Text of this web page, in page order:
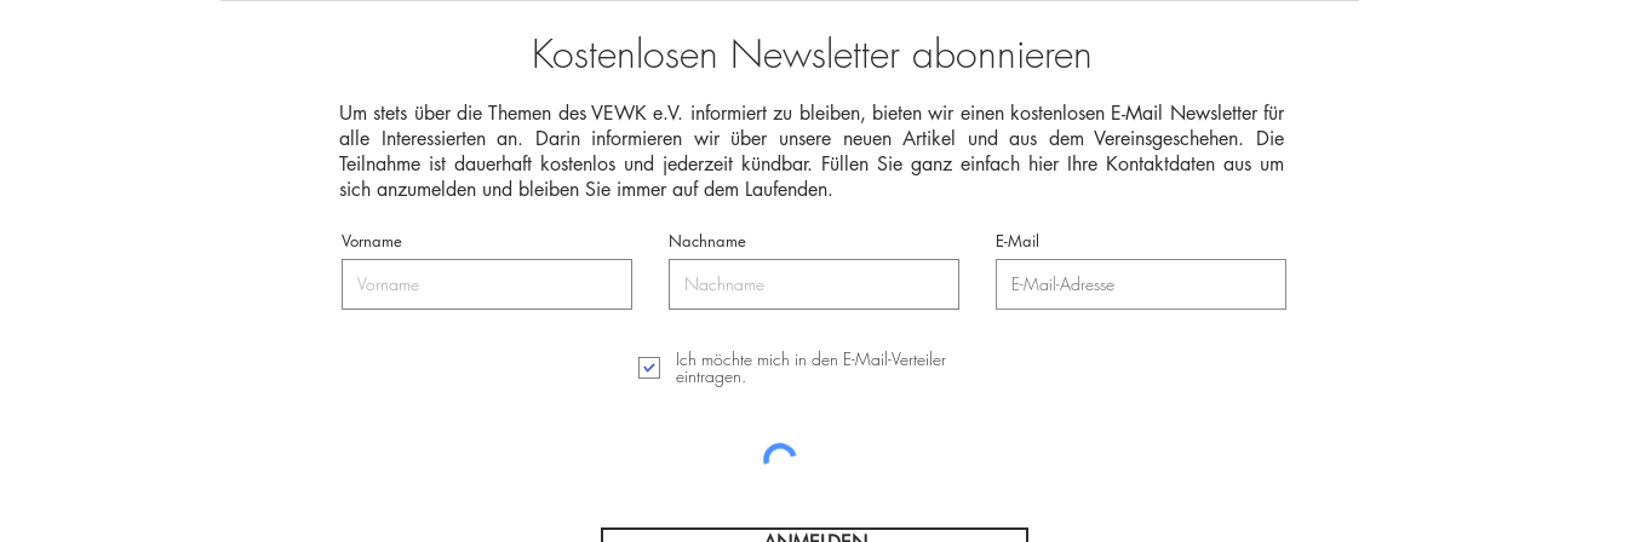
Gemeinderat in Wiesenbach
Kostenlosen Newsletter abonnieren
Um stets über die Themen des VEWK e.V. informiert zu bleiben, bieten wir einen kostenlosen E-Mail Newsletter für
alle Interessierten an. Darin informieren wir über unsere neuen Artikel und aus dem Vereinsgeschehen. Die
Teilnahme ist dauerhaft kostenlos und jederzeit kündbar. Füllen Sie ganz einfach hier Ihre Kontaktdaten aus um
sich anzumelden und bleiben Sie immer auf dem Laufenden.
Vorname Nachname E-Mail
Ich möchte mich in den E-Mail-Verteiler
eintragen.